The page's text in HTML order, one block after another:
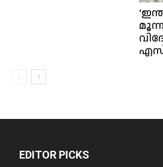
EDITOR PICKS